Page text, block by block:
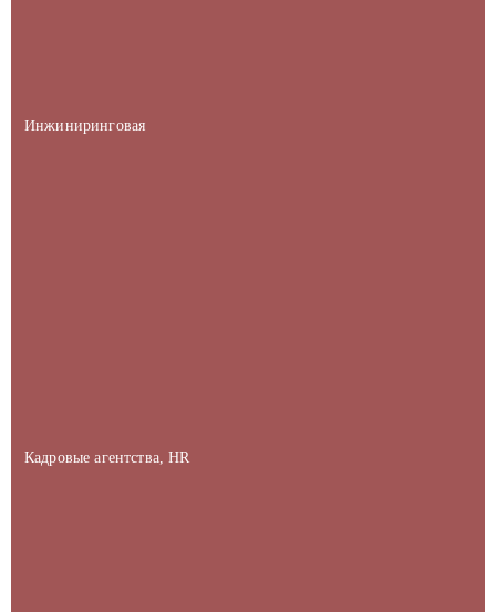
Инжиниринговая
Кадровые агентства, HR